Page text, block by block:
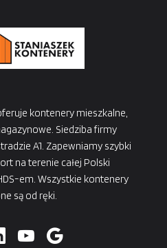
kontenery mieszkalne,
Siedziba firmy
A1. Zapewniamy szybki
na terenie całej Polski
em. Wszystkie kontenery
są od ręki.